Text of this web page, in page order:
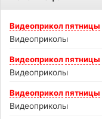
Видеоприкол пятницы
Видеоприколы
Видеоприкол пятницы
Видеоприколы
Видеоприкол пятницы
Видеоприколы